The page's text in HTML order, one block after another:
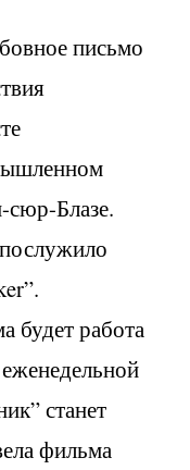
письмо
сюр-Блазе.
будет работа
станет
фильма